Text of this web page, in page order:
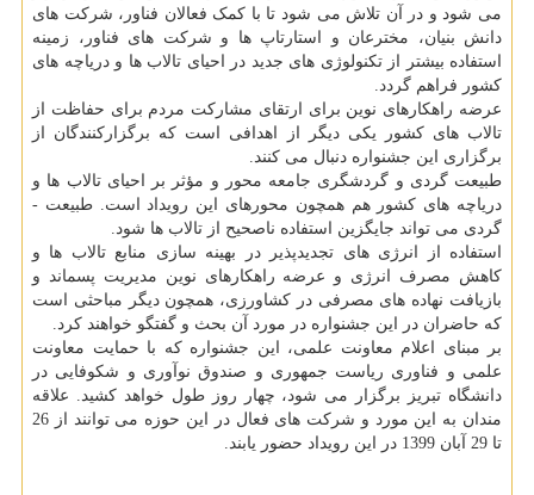
می­ شود و در آن تلاش می­ شود تا با کمک فعالان فناور، شرکت ­های
دانش­ بنیان، مخترعان و استارتاپ ­ها و شرکت­ های فناور، زمینه
استفاده بیشتر از تکنولوژی های جدید در احیای تالاب ها و دریاچه های
کشور فراهم گردد.
عرضه راهکارهای نوین برای ارتقای مشارکت مردم برای حفاظت از
تالاب های کشور یکی دیگر از اهدافی است که برگزارکنندگان از
برگزاری این جشنواره دنبال می کنند.
طبیعت گردی و گردشگری جامعه محور و مؤثر بر احیای تالاب ها و
دریاچه های کشور هم همچون محورهای این رویداد است. طبیعت ­
گردی می ­تواند جایگزین استفاده ناصحیح از تالاب­ ها شود.
استفاده از انرژی های تجدیدپذیر در بهینه سازی منابع تالاب ها و
کاهش مصرف انرژی و عرضه راهکارهای نوین مدیریت پسماند و
بازیافت نهاده های مصرفی در کشاورزی، همچون دیگر مباحثی است
که حاضران در این جشنواره در مورد آن بحث و گفتگو خواهند کرد.
بر مبنای اعلام معاونت علمی، این جشنواره که با حمایت معاونت
علمی و فناوری ریاست­ جمهوری و صندوق نوآوری و شکوفایی در
دانشگاه تبریز برگزار می­ شود، چهار روز طول خواهد کشید. علاقه
مندان به این مورد و شرکت­ های فعال در این حوزه می ­توانند از 26
تا 29 آبان 1399 در این رویداد حضور یابند.